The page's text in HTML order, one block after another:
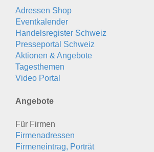
Adressen Shop
Eventkalender
Handelsregister Schweiz
Presseportal Schweiz
Aktionen & Angebote
Tagesthemen
Video Portal
Angebote
Für Firmen
Firmenadressen
Firmeneintrag, Porträt